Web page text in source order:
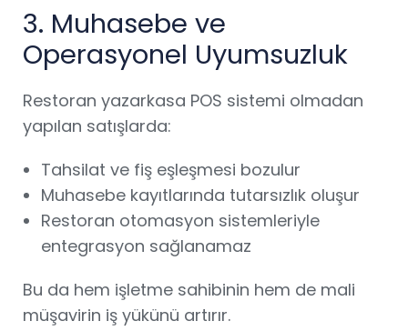
3. Muhasebe ve
Operasyonel Uyumsuzluk
Restoran yazarkasa POS sistemi olmadan
yapılan satışlarda:
Tahsilat ve fiş eşleşmesi bozulur
Muhasebe kayıtlarında tutarsızlık oluşur
Restoran otomasyon sistemleriyle
entegrasyon sağlanamaz
Bu da hem işletme sahibinin hem de mali
müşavirin iş yükünü artırır.